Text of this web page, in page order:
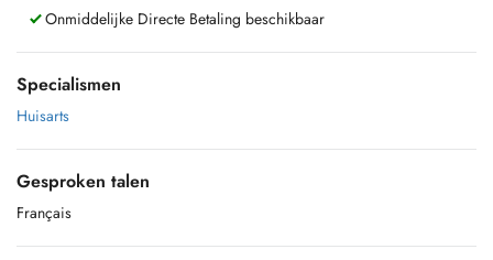
Onmiddelijke Directe Betaling beschikbaar
Specialismen
Huisarts
Gesproken talen
Français